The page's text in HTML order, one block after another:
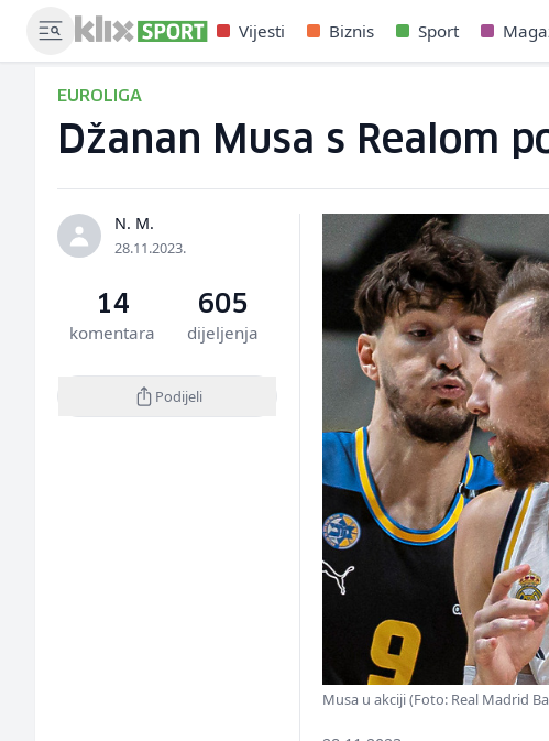
Vijesti Biznis Sport
EUROLIGA
Džanan Musa s Realom
N. M.
28.11.2023.
14
komentara
605
dijeljenja
Podijeli
Musa u akciji (Foto: Real Madrid